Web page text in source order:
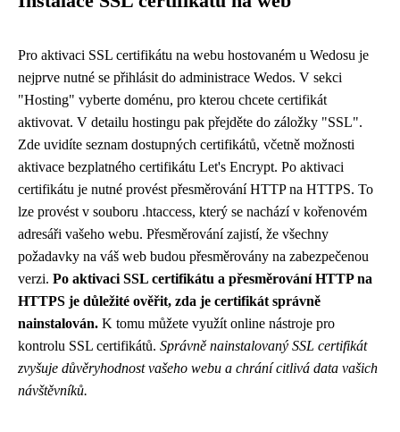
Pro aktivaci SSL certifikátu na webu hostovaném u Wedosu je
nejprve nutné se přihlásit do administrace Wedos. V sekci
"Hosting" vyberte doménu, pro kterou chcete certifikát
aktivovat. V detailu hostingu pak přejděte do záložky "SSL".
Zde uvidíte seznam dostupných certifikátů, včetně možnosti
aktivace bezplatného certifikátu Let's Encrypt. Po aktivaci
certifikátu je nutné provést přesměrování HTTP na HTTPS. To
lze provést v souboru .htaccess, který se nachází v kořenovém
adresáři vašeho webu. Přesměrování zajistí, že všechny
požadavky na váš web budou přesměrovány na zabezpečenou
verzi. Po aktivaci SSL certifikátu a přesměrování HTTP na
HTTPS je důležité ověřit, zda je certifikát správně
nainstalován. K tomu můžete využít online nástroje pro
kontrolu SSL certifikátů. Správně nainstalovaný SSL certifikát
zvyšuje důvěryhodnost vašeho webu a chrání citlivá data vašich
návštěvníků.